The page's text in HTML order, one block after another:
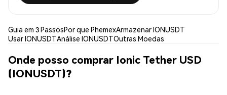
Guia em 3 PassosPor que PhemexArmazenar IONUSDT
Usar IONUSDTAnálise IONUSDTOutras Moedas
Onde posso comprar Ionic Tether USD
(IONUSDT)?